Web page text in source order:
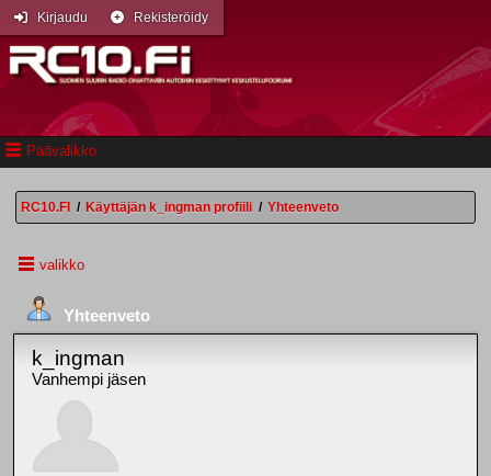
Päävalikko
Kirjaudu Rekisteröidy
RC10.FI / Käyttäjän k_ingman profiili / Yhteenveto
valikko
Yhteenveto
k_ingman
Vanhempi jäsen